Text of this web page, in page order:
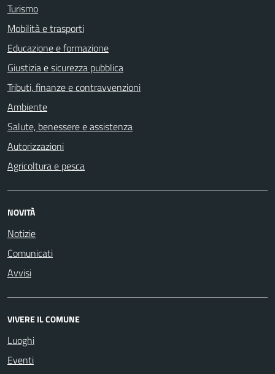
Turismo
Mobilità e trasporti
Educazione e formazione
Giustizia e sicurezza pubblica
Tributi, finanze e contravvenzioni
Ambiente
Salute, benessere e assistenza
Autorizzazioni
Agricoltura e pesca
NOVITÀ
Notizie
Comunicati
Avvisi
VIVERE IL COMUNE
Luoghi
Eventi